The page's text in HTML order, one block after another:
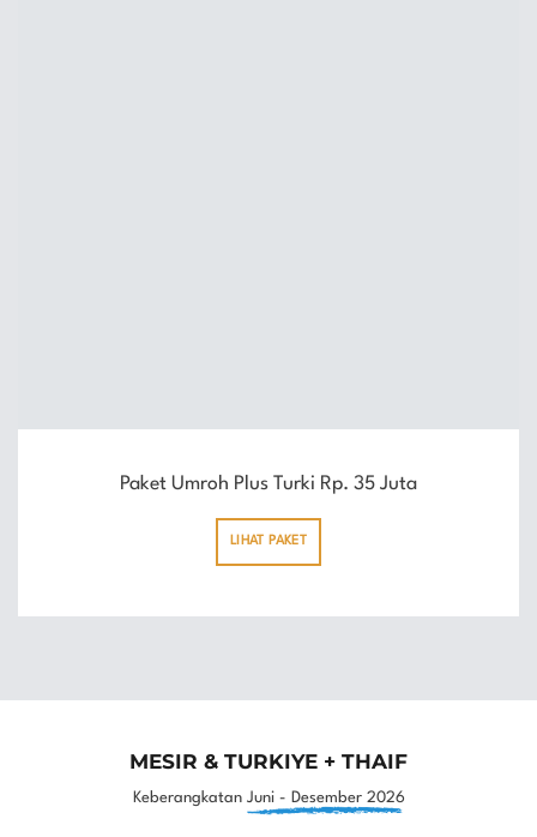
Paket Umroh Plus Turki Rp. 35 Juta
LIHAT PAKET
MESIR & TURKIYE + THAIF
Keberangkatan Juni - Desember 2026